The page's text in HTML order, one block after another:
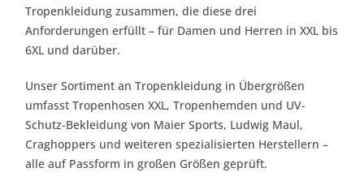
Tropenkleidung zusammen, die diese drei
Anforderungen erfüllt – für Damen und Herren in XXL bis
6XL und darüber.
Unser Sortiment an Tropenkleidung in Übergrößen
umfasst Tropenhosen XXL, Tropenhemden und UV-
Schutz-Bekleidung von Maier Sports, Ludwig Maul,
Craghoppers und weiteren spezialisierten Herstellern –
alle auf Passform in großen Größen geprüft.